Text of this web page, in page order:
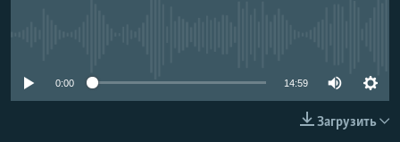
ELIFBE0:00 14:59
Загрузить